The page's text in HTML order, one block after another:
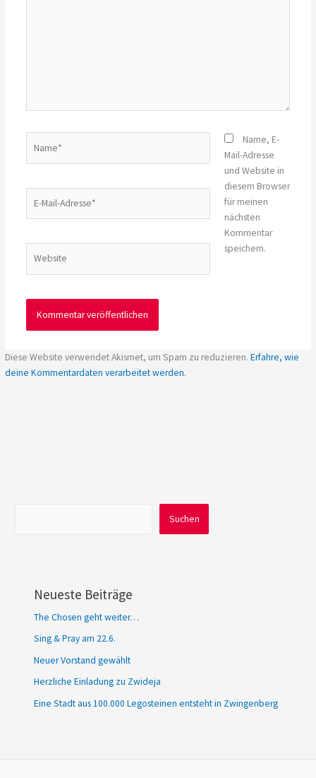
Mail-
Name, E-
Mail-Adresse
und Website in
diesem Browser
für meinen
nächsten
Kommentar
speichern.
Diese Website verwendet Akismet, um Spam zu reduzieren.Erfahre, wie
deine Kommentardaten verarbeitet werden.
Suchen
Neueste Beiträge
The Chosen geht weiter…
Sing & Pray am 22.6.
Neuer Vorstand gewählt
Herzliche Einladung zu Zwideja
Eine Stadt aus 100.000 Legosteinen entsteht in Zwingenberg